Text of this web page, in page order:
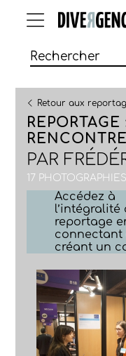
Retour aux
PAR
17
Accédez à
l’intégralité
reportage
connectant
créant un